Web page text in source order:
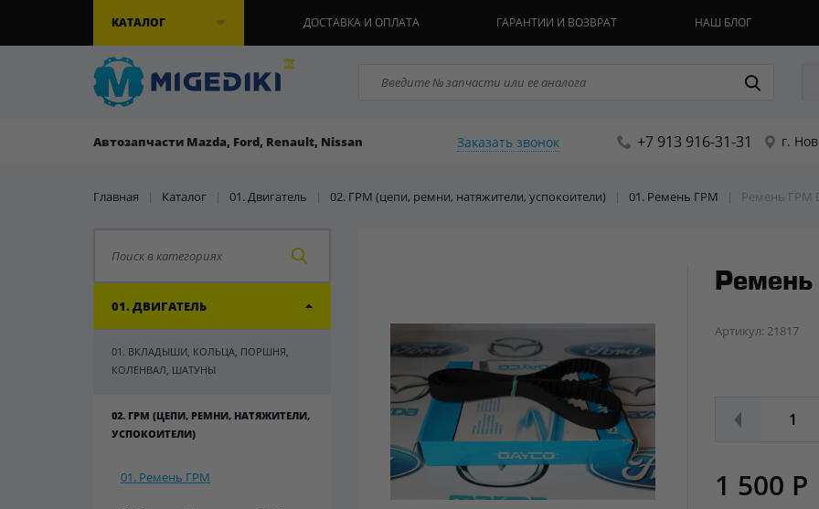
КАТАЛОГ ДОСТАВКА И ОПЛАТА ГАРАНТИИ И ВОЗВРАТ НАШ БЛОГ
Автозапчасти Mazda, Ford, Renault, Nissan Заказать звонок +7 913 916-31-31 г.
Главная | Каталог | 01. Двигатель | 02. ГРМ (цепи, ремни, натяжители, успокоители) | 01. Ремень ГРМ | Ремень ГРМ
01. ДВИГАТЕЛЬ
01. ВКЛАДЫШИ, КОЛЬЦА, ПОРШНЯ,
КОЛЕНВАЛ, ШАТУНЫ
02. ГРМ (ЦЕПИ, РЕМНИ, НАТЯЖИТЕЛИ,
УСПОКОИТЕЛИ)
01. Ремень ГРМ
Артикул: 21817
1 500 Р